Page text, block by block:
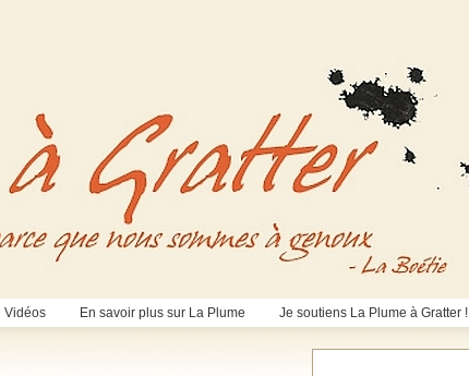
Vidéos En savoir plus sur La Plume Je soutiens La Plume à Gratter !